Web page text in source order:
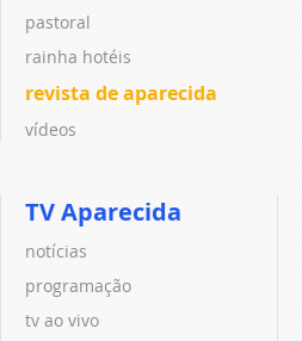
pastoral
rainha hotéis
revista de aparecida
vídeos
TV Aparecida
notícias
programação
tv ao vivo